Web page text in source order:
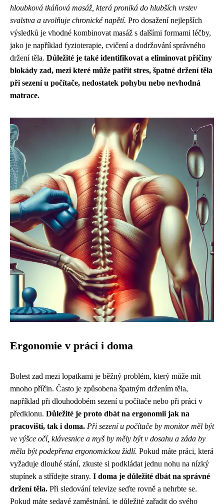
hloubková tkáňová masáž, která proniká do hlubších vrstev
svalstva a uvolňuje chronické napětí. Pro dosažení nejlepších
výsledků je vhodné kombinovat masáž s dalšími formami léčby,
jako je například fyzioterapie, cvičení a dodržování správného
držení těla. Důležité je také identifikovat a eliminovat příčiny
blokády zad, mezi které může patřit stres, špatné držení těla
při sezení u počítače, nedostatek pohybu nebo nevhodná
matrace.
Ergonomie v práci i doma
Bolest zad mezi lopatkami je běžný problém, který může mít
mnoho příčin. Často je způsobena špatným držením těla,
například při dlouhodobém sezení u počítače nebo při práci v
předklonu. Důležité je proto dbát na ergonomii jak na
pracovišti, tak i doma. Při sezení u počítače by monitor měl být
ve výšce očí, klávesnice a myš by měly být v dosahu a záda by
měla být podepřena ergonomickou židlí. Pokud máte práci, která
vyžaduje dlouhé stání, zkuste si podkládat jednu nohu na nízký
stupínek a střídejte strany. I doma je důležité dbát na správné
držení těla. Při sledování televize seďte rovně a nehrbte se.
Pokud máte sedavé zaměstnání, je důležité zařadit do svého